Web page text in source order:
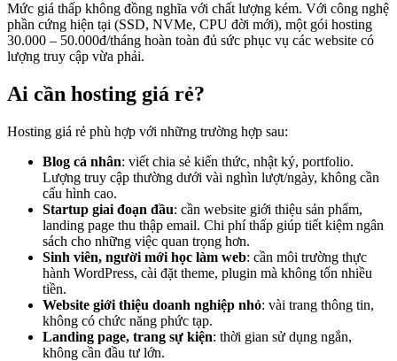
Mức giá thấp không đồng nghĩa với chất lượng kém. Với công nghệ
phần cứng hiện tại (SSD, NVMe, CPU đời mới), một gói hosting
30.000 – 50.000đ/tháng hoàn toàn đủ sức phục vụ các website có
lượng truy cập vừa phải.
Ai cần hosting giá rẻ?
Hosting giá rẻ phù hợp với những trường hợp sau:
Blog cá nhân: viết chia sẻ kiến thức, nhật ký, portfolio.
Lượng truy cập thường dưới vài nghìn lượt/ngày, không cần
cấu hình cao.
Startup giai đoạn đầu: cần website giới thiệu sản phẩm,
landing page thu thập email. Chi phí thấp giúp tiết kiệm ngân
sách cho những việc quan trọng hơn.
Sinh viên, người mới học làm web: cần môi trường thực
hành WordPress, cài đặt theme, plugin mà không tốn nhiều
tiền.
Website giới thiệu doanh nghiệp nhỏ: vài trang thông tin,
không có chức năng phức tạp.
Landing page, trang sự kiện: thời gian sử dụng ngắn,
không cần đầu tư lớn.